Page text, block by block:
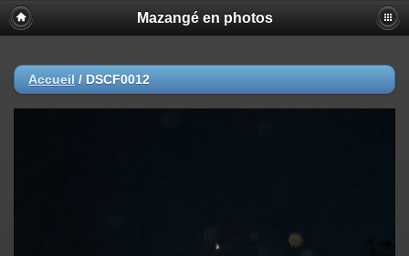
Mazangé en photos
Accueil / DSCF0012